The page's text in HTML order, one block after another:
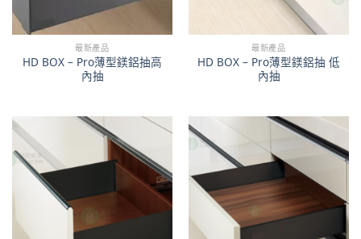
最新產品
HD BOX – Pro薄型鎂鋁抽高
內抽
最新產品
HD BOX – Pro薄型鎂鋁抽 低
內抽